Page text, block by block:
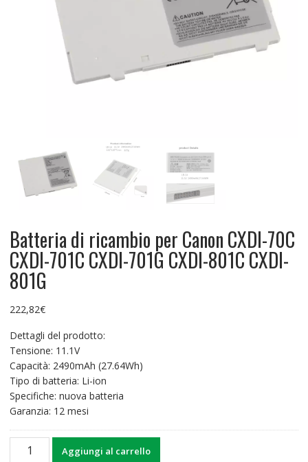
Batteria di ricambio per Canon CXDI-70C
CXDI-701C CXDI-701G CXDI-801C CXDI-
801G
222,82€
Dettagli del prodotto:
Tensione: 11.1V
Capacità: 2490mAh (27.64Wh)
Tipo di batteria: Li-ion
Specifiche: nuova batteria
Garanzia: 12 mesi
Batteria
Aggiungi al carrello